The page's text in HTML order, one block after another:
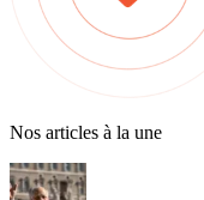
Nos articles à la une